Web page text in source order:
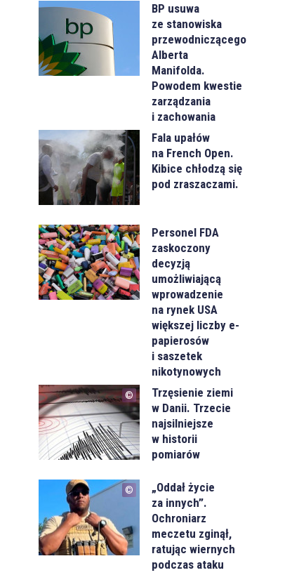
BP usuwa
ze stanowiska
przewodniczącego
Alberta
Manifolda.
Powodem kwestie
zarządzania
i zachowania
Fala upałów
na French Open.
Kibice chłodzą się
pod zraszaczami.
Personel FDA
zaskoczony
decyzją
umożliwiającą
wprowadzenie
na rynek USA
większej liczby e-
papierosów
i saszetek
nikotynowych
Trzęsienie ziemi
w Danii. Trzecie
najsilniejsze
w historii
pomiarów
„Oddał życie
za innych”.
Ochroniarz
meczetu zginął,
ratując wiernych
podczas ataku